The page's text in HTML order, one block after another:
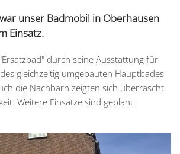
unser Badmobil in Oberhausen
Einsatz.
durch seine Ausstattung für
gleichzeitig umgebauten Hauptbades
die Nachbarn zeigten sich überrascht
Weitere Einsätze sind geplant.